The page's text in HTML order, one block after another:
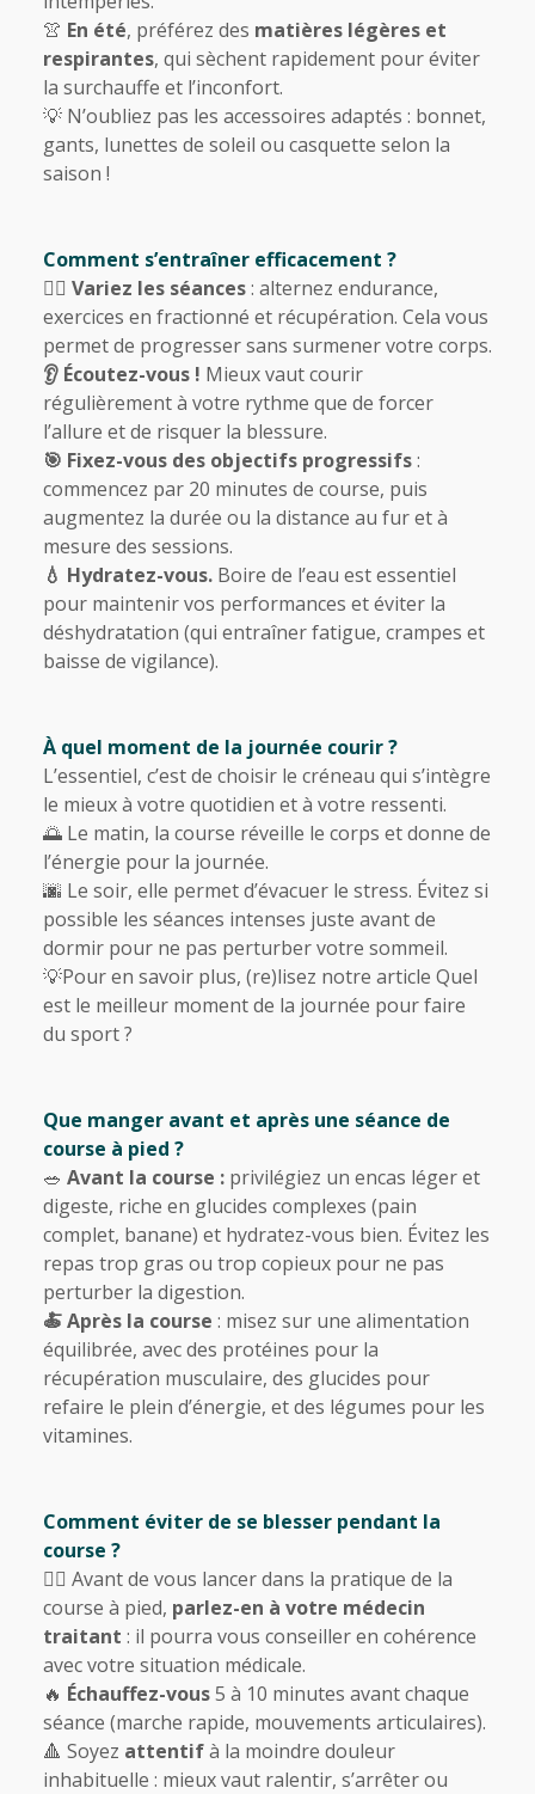
👚 En été, préférez des matières légères et
respirantes, qui sèchent rapidement pour éviter
la surchauffe et l’inconfort.
💡 N’oubliez pas les accessoires adaptés : bonnet,
gants, lunettes de soleil ou casquette selon la
saison !
Comment s’entraîner efficacement ?
🏃‍♀️ Variez les séances: alternez endurance,
exercices en fractionné et récupération. Cela vous
permet de progresser sans surmener votre corps.
👂 Écoutez-vous ! Mieux vaut courir
régulièrement à votre rythme que de forcer
l’allure et de risquer la blessure.
🎯 Fixez-vous des objectifs progressifs:
commencez par 20 minutes de course, puis
augmentez la durée ou la distance au fur et à
mesure des sessions.
💧 Hydratez-vous. Boire de l’eau est essentiel
pour maintenir vos performances et éviter la
déshydratation (qui entraîner fatigue, crampes et
baisse de vigilance).
À quel moment de la journée courir ?
L’essentiel, c’est de choisir le créneau qui s’intègre
le mieux à votre quotidien et à votre ressenti.
🌅 Le matin, la course réveille le corps et donne de
l’énergie pour la journée.
🌆 Le soir, elle permet d’évacuer le stress. Évitez si
possible les séances intenses juste avant de
dormir pour ne pas perturber votre sommeil.
💡Pour en savoir plus, (re)lisez notre article Quel
est le meilleur moment de la journée pour faire
du sport ?
Que manger avant et après une séance de
course à pied ?
🥗 Avant la course : privilégiez un encas léger et
digeste, riche en glucides complexes (pain
complet, banane) et hydratez-vous bien. Évitez les
repas trop gras ou trop copieux pour ne pas
perturber la digestion.
🍝 Après la course : misez sur une alimentation
équilibrée, avec des protéines pour la
récupération musculaire, des glucides pour
refaire le plein d’énergie, et des légumes pour les
vitamines.
Comment éviter de se blesser pendant la
course ?
🧑‍⚕️ Avant de vous lancer dans la pratique de la
course à pied, parlez-en à votre médecin
traitant : il pourra vous conseiller en cohérence
avec votre situation médicale.
🔥 Échauffez-vous5 à 10 minutes avant chaque
séance (marche rapide, mouvements articulaires).
🔺 Soyez attentifà la moindre douleur
inhabituelle : mieux vaut ralentir, s’arrêter ou